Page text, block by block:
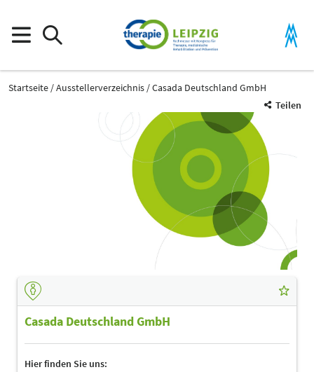
Startseite Ausstellerverzeichnis
Casada Deutschland GmbH
Teilen
Casada Deutschland GmbH
Hier finden Sie uns: